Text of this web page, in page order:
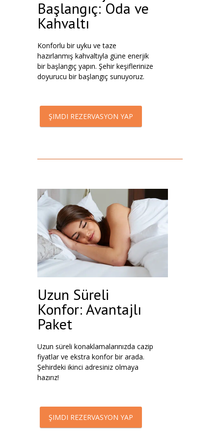
Başlangıç: Oda ve
Kahvaltı
Konforlu bir uyku ve taze
hazırlanmış kahvaltıyla güne enerjik
bir başlangıç yapın. Şehir keşiflerinize
doyurucu bir başlangıç sunuyoruz.
ŞIMDI REZERVASYON YAP
Uzun Süreli
Konfor: Avantajlı
Paket
Uzun süreli konaklamalarınızda cazip
fiyatlar ve ekstra konfor bir arada.
Şehirdeki ikinci adresiniz olmaya
hazırız!
ŞIMDI REZERVASYON YAP